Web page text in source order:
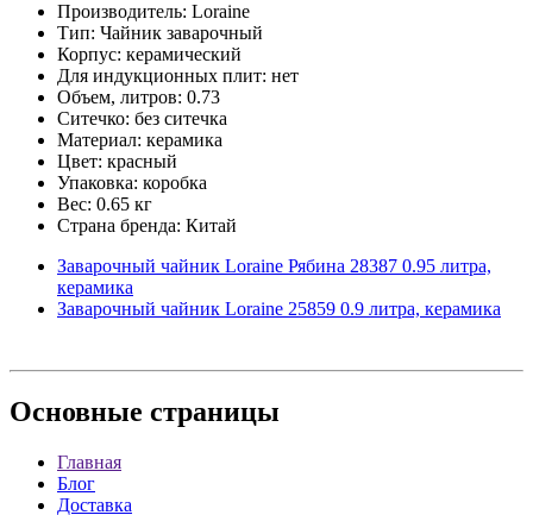
Производитель: Loraine
Тип: Чайник заварочный
Корпус: керамический
Для индукционных плит: нет
Объем, литров: 0.73
Ситечко: без ситечка
Материал: керамика
Цвет: красный
Упаковка: коробка
Вес: 0.65 кг
Страна бренда: Китай
Заварочный чайник Loraine Рябина 28387 0.95 литра,
керамика
Заварочный чайник Loraine 25859 0.9 литра, керамика
Основные страницы
Главная
Блог
Доставка